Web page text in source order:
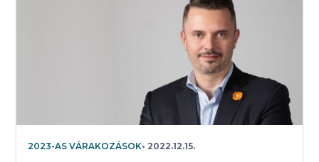
2023-AS VÁRAKOZÁSOK 2022.12.15.